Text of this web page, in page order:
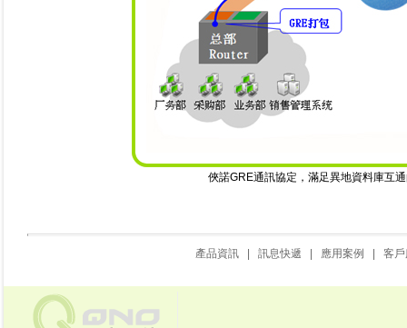
俠諾GRE通訊協定，滿足異地資料庫互
產品資訊 訊息快遞 應用案例 客